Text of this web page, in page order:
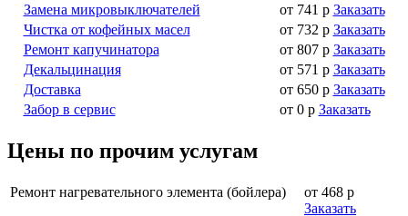
Замена микровыключателей
от 741 р Заказать
Чистка от кофейных масел
от 732 р Заказать
Ремонт капучинатора
от 807 р Заказать
Декальцинация
от 571 р Заказать
Доставка
от 650 р Заказать
Забор в сервис
от 0 р Заказать
Цены по прочим услугам
Ремонт нагревательного элемента (бойлера)
от 468 р
Заказать